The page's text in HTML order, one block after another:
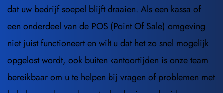
dat uw bedrijf soepel blijft draaien. Als een kassa of
een onderdeel van de POS (Point Of Sale) omgeving
niet juist functioneert en wilt u dat het zo snel mogelijk
opgelost wordt, ook buiten kantoortijden is onze team
bereikbaar om u te helpen bij vragen of problemen met